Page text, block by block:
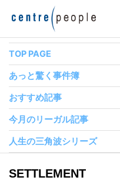
テ
TOP PAGE
あっと驚く事件簿
おすすめ記事
今月のリーガル記事
人生の三角波シリーズ
タグ
:
SETTLEMENT